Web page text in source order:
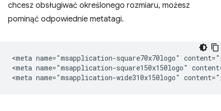
chcesz obsługiwać określonego rozmiaru, możesz
pominąć odpowiednie metatagi.
<meta name="msapplication-square70x70logo"
<meta name="msapplication-square150x150logo"